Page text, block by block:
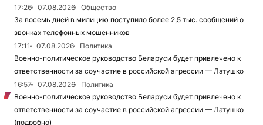
17:26
07.08.2026
Общество
За восемь дней в милицию поступило более 2,5 тыс. сообщений о
звонках телефонных мошенников
17:11
07.08.2026
Политика
Военно-политическое руководство Беларуси будет привлечено к
ответственности за соучастие в российской агрессии — Латушко
16:57
07.08.2026
Политика
Военно-политическое руководство Беларуси будет привлечено к
ответственности за соучастие в российской агрессии — Латушко
(подробно)